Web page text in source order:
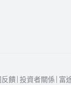
饋 投資者關係 富